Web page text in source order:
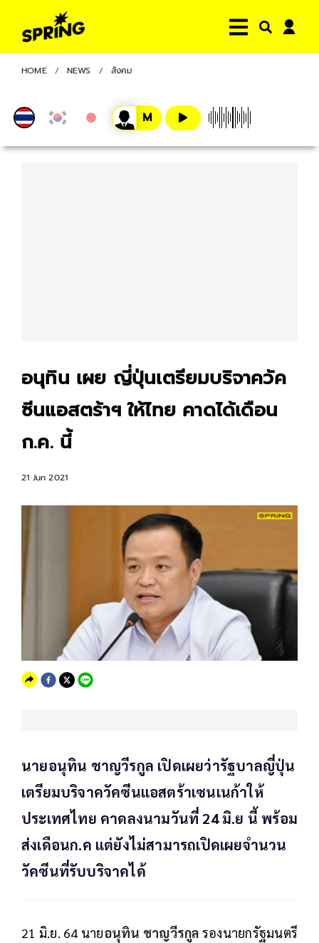
HOME NEWS สังคม
อนุทิน เผย ญี่ปุ่นเตรียมบริจาควัค
ซีนแอสตร้าฯ ให้ไทย คาดได้เดือน
ก.ค. นี้
21 Jun 2021
นายอนุทิน ชาญวีรกูล เปิดเผยว่ารัฐบาลญี่ปุ่น
เตรียมบริจาควัคซีนแอสตร้าเซนเนก้าให้
ประเทศไทย คาดลงนามวันที่ 24 มิ.ย นี้ พร้อม
ส่งเดือนก.ค แต่ยังไม่สามารถเปิดเผยจำนวน
วัคซีนที่รับบริจาคได้
21 มิ.ย. 64 นายอนุทิน ชาญวีรกูล รองนายกรัฐมนตรี